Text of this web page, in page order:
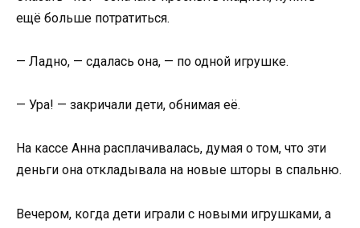
ещё больше потратиться.
— Ладно, — сдалась она, — по одной игрушке.
— Ура! — закричали дети, обнимая её.
На кассе Анна расплачивалась, думая о том, что эти
деньги она откладывала на новые шторы в спальню.
Вечером, когда дети играли с новыми игрушками, а